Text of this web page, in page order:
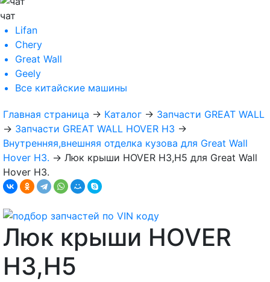
чат
Lifan
Chery
Great Wall
Geely
Все китайские машины
Главная страница → Каталог → Запчасти GREAT WALL
→ Запчасти GREAT WALL HOVER H3 →
Внутренняя,внешняя отделка кузова для Great Wall
Hover H3. → Люк крыши HOVER H3,H5 для Great Wall
Hover H3.
Люк крыши HOVER
H3,H5